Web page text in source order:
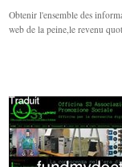
Obtenir l'ensemble des
web de la peine,le revenu